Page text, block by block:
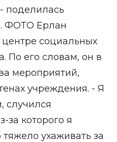
поделилась
ФОТО Ерлан
социальных
По его словам, он в
мероприятий,
учреждения. - Я
случился
за которого я
ухаживать за